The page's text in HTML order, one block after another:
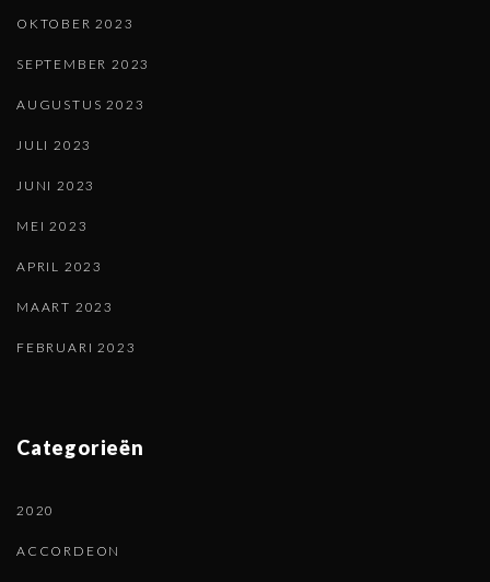
OKTOBER 2023
SEPTEMBER 2023
AUGUSTUS 2023
JULI 2023
JUNI 2023
MEI 2023
APRIL 2023
MAART 2023
FEBRUARI 2023
Categorieën
2020
ACCORDEON